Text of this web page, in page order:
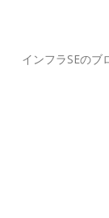
インフラSEのブ